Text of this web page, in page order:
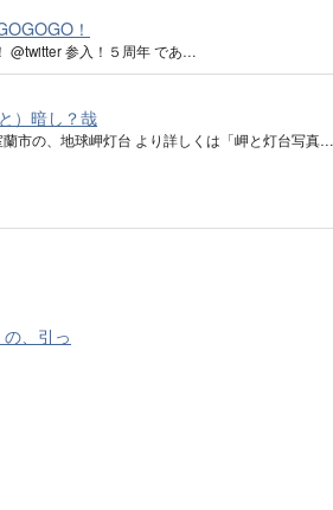
！
@twitter 参入！５周年 であ…
）暗し？哉
市の、地球岬灯台 より詳しくは「岬と灯台写真…
、引っ